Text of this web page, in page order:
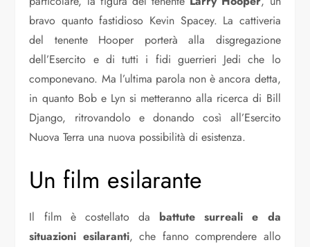
bravo quanto fastidioso Kevin Spacey. La cattiveria
del tenente Hooper porterà alla disgregazione
dell’Esercito e di tutti i fidi guerrieri Jedi che lo
componevano. Ma l’ultima parola non è ancora detta,
in quanto Bob e Lyn si metteranno alla ricerca di Bill
Django, ritrovandolo e donando così all’Esercito
Nuova Terra una nuova possibilità di esistenza.
Un film esilarante
Il film è costellato da battute surreali e da
situazioni esilaranti, che fanno comprendere allo